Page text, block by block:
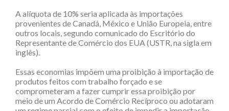
A alíquota de 10% seria aplicada às importações
provenientes de Canadá, México e União Europeia, entre
outros locais, segundo comunicado do Escritório do
Representante de Comércio dos EUA (USTR, na sigla em
inglês).
Essas economias impõem uma proibição à importação de
produtos feitos com trabalho forçado e se
comprometeram a fazer cumprir essa proibição por
meio de um Acordo de Comércio Recíproco ou adotaram